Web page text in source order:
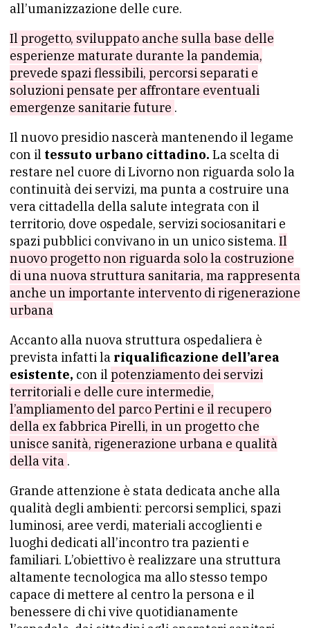
all’umanizzazione delle cure.
Il progetto, sviluppato anche sulla base delle
esperienze maturate durante la pandemia,
prevede spazi flessibili, percorsi separati e
soluzioni pensate per affrontare eventuali
emergenze sanitarie future .
Il nuovo presidio nascerà mantenendo il legame
con il tessuto urbano cittadino. La scelta di
restare nel cuore di Livorno non riguarda solo la
continuità dei servizi, ma punta a costruire una
vera cittadella della salute integrata con il
territorio, dove ospedale, servizi sociosanitari e
spazi pubblici convivano in un unico sistema. Il
nuovo progetto non riguarda solo la costruzione
di una nuova struttura sanitaria, ma rappresenta
anche un importante intervento di rigenerazione
urbana
Accanto alla nuova struttura ospedaliera è
prevista infatti la riqualificazione dell’area
esistente, con il potenziamento dei servizi
territoriali e delle cure intermedie,
l’ampliamento del parco Pertini e il recupero
della ex fabbrica Pirelli, in un progetto che
unisce sanità, rigenerazione urbana e qualità
della vita .
Grande attenzione è stata dedicata anche alla
qualità degli ambienti: percorsi semplici, spazi
luminosi, aree verdi, materiali accoglienti e
luoghi dedicati all’incontro tra pazienti e
familiari. L’obiettivo è realizzare una struttura
altamente tecnologica ma allo stesso tempo
capace di mettere al centro la persona e il
benessere di chi vive quotidianamente